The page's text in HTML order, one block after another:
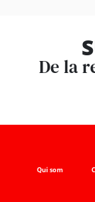
De la
Qui som